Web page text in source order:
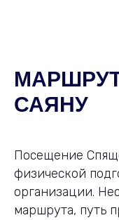
САЯНУ
Посещение
физической
организации.
маршрута, путь